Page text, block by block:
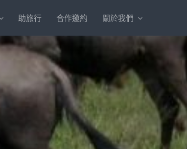
助旅行 合作邀約 關於我們